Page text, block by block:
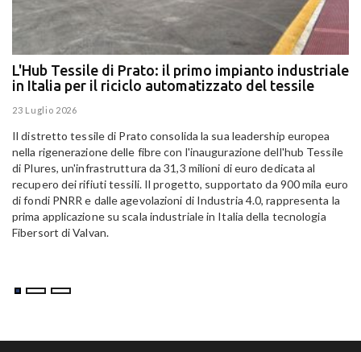
L'Hub Tessile di Prato: il primo impianto industriale
in Italia per il riciclo automatizzato del tessile
23 Luglio 2026
Il distretto tessile di Prato consolida la sua leadership europea
nella rigenerazione delle fibre con l'inaugurazione dell'hub Tessile
di Plures, un'infrastruttura da 31,3 milioni di euro dedicata al
recupero dei rifiuti tessili. Il progetto, supportato da 900 mila euro
di fondi PNRR e dalle agevolazioni di Industria 4.0, rappresenta la
prima applicazione su scala industriale in Italia della tecnologia
Fibersort di Valvan.